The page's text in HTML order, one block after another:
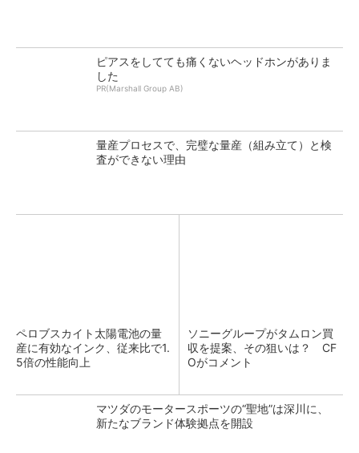
ピアスをしてても痛くないヘッドホンがありま
した
PR(Marshall Group AB)
量産プロセスで、完璧な量産（組み立て）と検
査ができない理由
ペロブスカイト太陽電池の量
産に有効なインク、従来比で1.
5倍の性能向上
ソニーグループがタムロン買
収を提案、その狙いは？ CF
Oがコメント
マツダのモータースポーツの“聖地”は深川に、
新たなブランド体験拠点を開設